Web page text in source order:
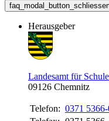
Herausgeber
Landesamt für
09126 Chemnitz
Telefon: 0371